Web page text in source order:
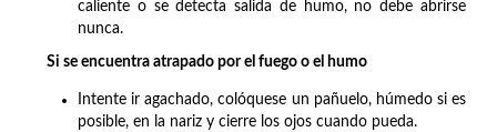
caliente o se detecta salida de humo, no debe abrirse
nunca.
Si se encuentra atrapado por el fuego o el humo
Intente ir agachado, colóquese un pañuelo, húmedo si es
posible, en la nariz y cierre los ojos cuando pueda.